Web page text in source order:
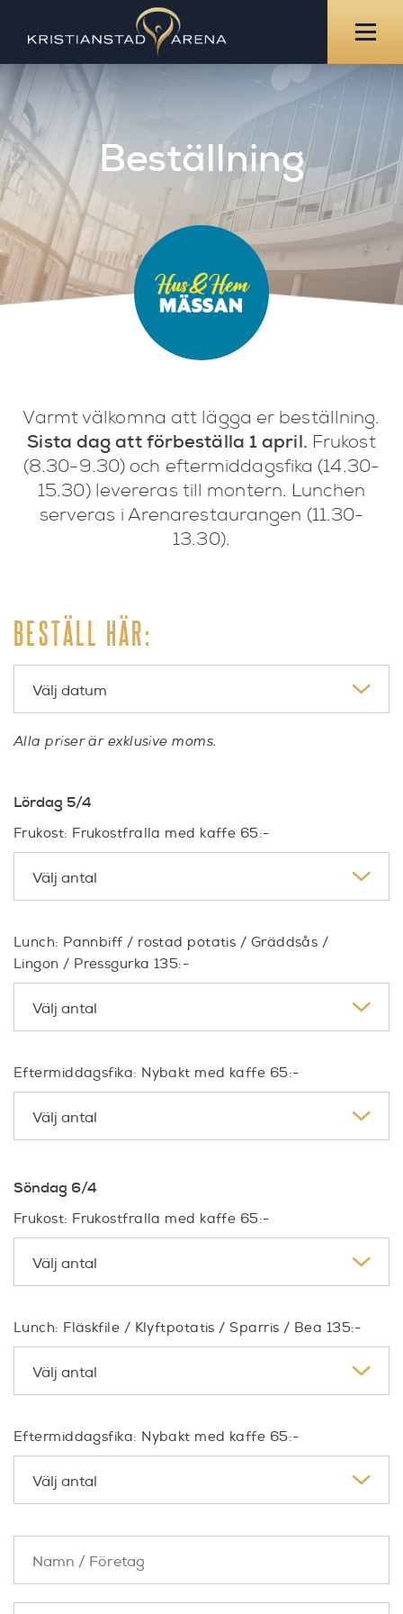
Beställning
Varmt välkomna att lägga er beställning.
Sista dag att förbeställa 1 april. Frukost
(8.30-9.30) och eftermiddagsfika (14.30-
15.30) levereras till montern. Lunchen
serveras i Arenarestaurangen (11.30-
13.30).
BESTÄLL HÄR:
Alla priser är exklusive moms .
Lördag 5/4
Frukost: Frukostfralla med kaffe 65:-
Lunch: Pannbiff / rostad potatis / Gräddsås /
Lingon / Pressgurka 135:-
Eftermiddagsfika: Nybakt med kaffe 65:-
Söndag 6/4
Frukost: Frukostfralla med kaffe 65:-
Lunch: Fläskfile / Klyftpotatis / Sparris / Bea 135:-
Eftermiddagsfika: Nybakt med kaffe 65:-